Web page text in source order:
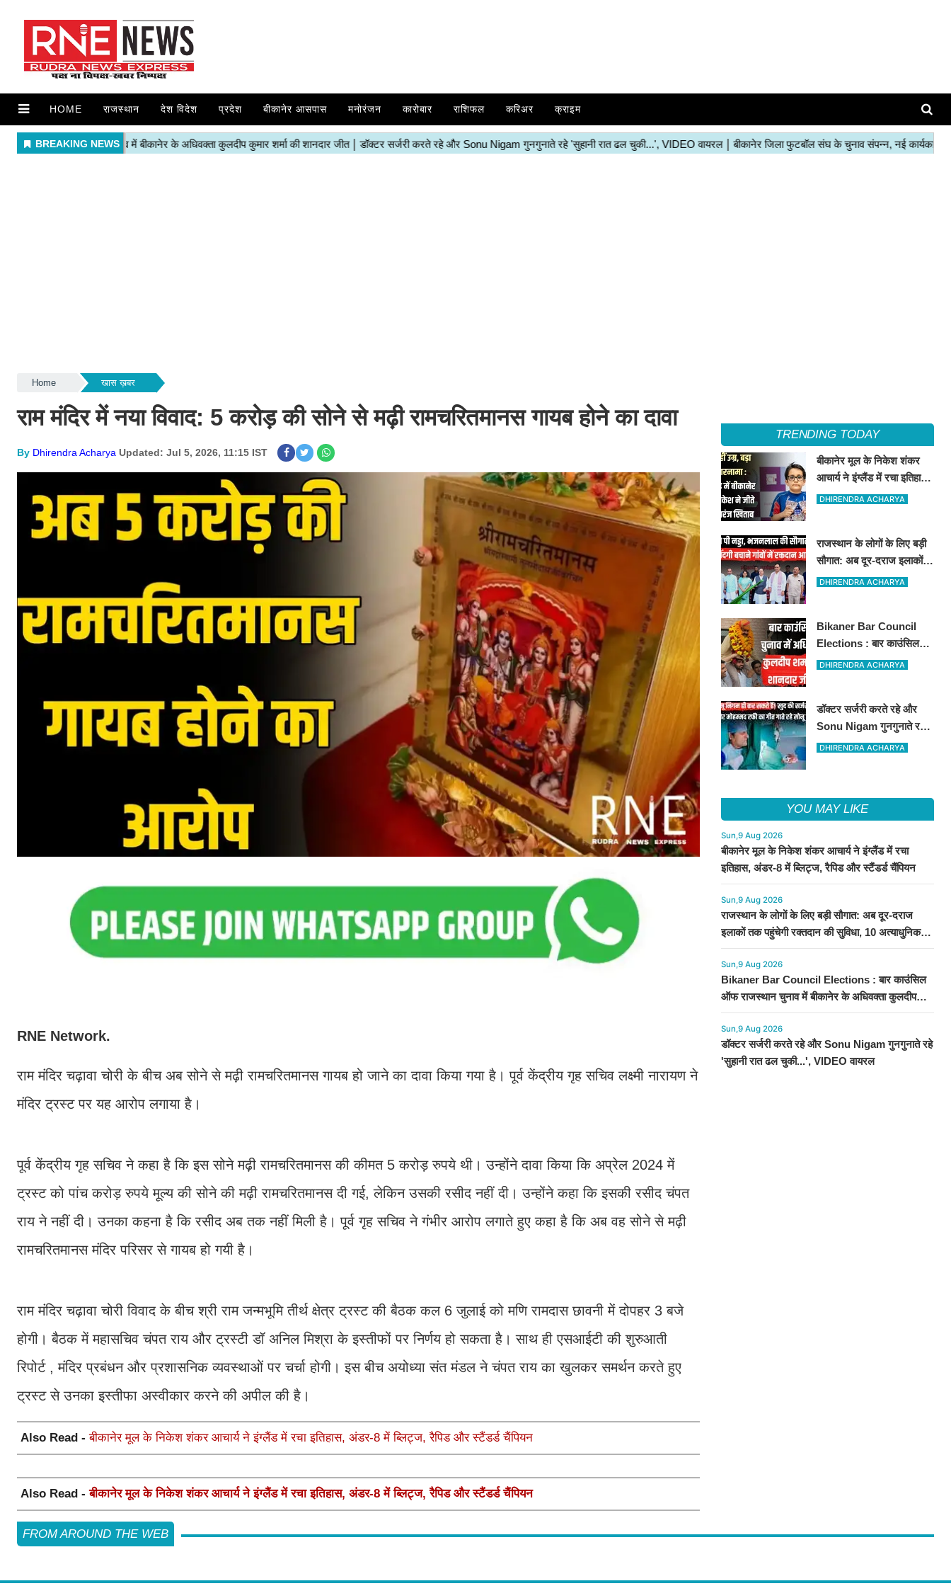
HOME राजस्थान देश विदेश प्रदेश बीकानेर आसपास मनोरंजन कारोबार राशिफल करिअर क्राइम
Home खास ख़बर
राम मंदिर में नया विवाद: 5 करोड़ की सोने से मढ़ी रामचरितमानस गायब होने का दावा
By Dhirendra Acharya Updated: Jul 5, 2026, 11:15 IST
RNE Network.
राम मंदिर चढ़ावा चोरी के बीच अब सोने से मढ़ी रामचरितमानस गायब हो जाने का दावा किया गया है। पूर्व केंद्रीय गृह सचिव लक्ष्मी नारायण ने
मंदिर ट्रस्ट पर यह आरोप लगाया है।
पूर्व केंद्रीय गृह सचिव ने कहा है कि इस सोने मढ़ी रामचरितमानस की कीमत 5 करोड़ रुपये थी। उन्होंने दावा किया कि अप्रेल 2024 में
ट्रस्ट को पांच करोड़ रुपये मूल्य की सोने की मढ़ी रामचरितमानस दी गई, लेकिन उसकी रसीद नहीं दी। उन्होंने कहा कि इसकी रसीद चंपत
राय ने नहीं दी। उनका कहना है कि रसीद अब तक नहीं मिली है। पूर्व गृह सचिव ने गंभीर आरोप लगाते हुए कहा है कि अब वह सोने से मढ़ी
रामचरितमानस मंदिर परिसर से गायब हो गयी है।
राम मंदिर चढ़ावा चोरी विवाद के बीच श्री राम जन्मभूमि तीर्थ क्षेत्र ट्रस्ट की बैठक कल 6 जुलाई को मणि रामदास छावनी में दोपहर 3 बजे
होगी। बैठक में महासचिव चंपत राय और ट्रस्टी डॉ अनिल मिश्रा के इस्तीफों पर निर्णय हो सकता है। साथ ही एसआईटी की शुरुआती
रिपोर्ट , मंदिर प्रबंधन और प्रशासनिक व्यवस्थाओं पर चर्चा होगी। इस बीच अयोध्या संत मंडल ने चंपत राय का खुलकर समर्थन करते हुए
ट्रस्ट से उनका इस्तीफा अस्वीकार करने की अपील की है।
Also Read -बीकानेर मूल के निकेश शंकर आचार्य ने इंग्लैंड में रचा इतिहास, अंडर-8 में ब्लिट्ज, रैपिड और स्टैंडर्ड चैंपियन
Also Read -बीकानेर मूल के निकेश शंकर आचार्य ने इंग्लैंड में रचा इतिहास, अंडर-8 में ब्लिट्ज, रैपिड और स्टैंडर्ड चैंपियन
TRENDING TODAY
बीकानेर मूल के निकेश शंकर
आचार्य ने इंग्लैंड में रचा इतिहास,
अंडर-8 में ब्लिट्ज, रैपिड और
DHIRENDRA ACHARYA
राजस्थान के लोगों के लिए बड़ी
सौगात: अब दूर-दराज इलाकों
तक पहुंचेगी रक्तदान की सुविधा,
DHIRENDRA ACHARYA
Bikaner Bar Council
Elections : बार काउंसिल
ऑफ राजस्थान चुनाव में
DHIRENDRA ACHARYA
डॉक्टर सर्जरी करते रहे और
Sonu Nigam गुनगुनाते रहे
'सुहानी रात ढल चुकी...',
DHIRENDRA ACHARYA
YOU MAY LIKE
Sun,9 Aug 2026
बीकानेर मूल के निकेश शंकर आचार्य ने इंग्लैंड में रचा
इतिहास, अंडर-8 में ब्लिट्ज, रैपिड और स्टैंडर्ड चैंपियन
Sun,9 Aug 2026
राजस्थान के लोगों के लिए बड़ी सौगात: अब दूर-दराज
इलाकों तक पहुंचेगी रक्तदान की सुविधा, 10 अत्याधुनिक
वाहन रवाना
Sun,9 Aug 2026
Bikaner Bar Council Elections : बार काउंसिल
ऑफ राजस्थान चुनाव में बीकानेर के अधिवक्ता कुलदीप
कुमार शर्मा की शानदार जीत
Sun,9 Aug 2026
डॉक्टर सर्जरी करते रहे और Sonu Nigam गुनगुनाते रहे
'सुहानी रात ढल चुकी...', VIDEO वायरल
FROM AROUND THE WEB